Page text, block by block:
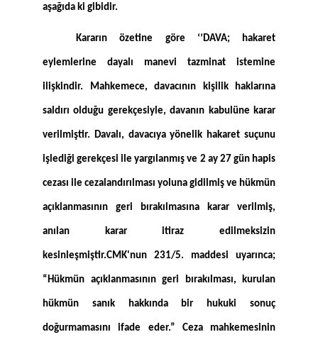
aşağıda ki gibidir.
Kararın özetine göre ‘’DAVA; hakaret
eylemlerine dayalı manevi tazminat istemine
ilişkindir. Mahkemece, davacının kişilik haklarına
saldırı olduğu gerekçesiyle, davanın kabulüne karar
verilmiştir. Davalı, davacıya yönelik hakaret suçunu
işlediği gerekçesi ile yargılanmış ve 2 ay 27 gün hapis
cezası ile cezalandırılması yoluna gidilmiş ve hükmün
açıklanmasının geri bırakılmasına karar verilmiş,
anılan karar itiraz edilmeksizin
kesinleşmiştir.CMK'nun 231/5. maddesi uyarınca;
“Hükmün açıklanmasının geri bırakılması, kurulan
hükmün sanık hakkında bir hukuki sonuç
doğurmamasını ifade eder.” Ceza mahkemesinin